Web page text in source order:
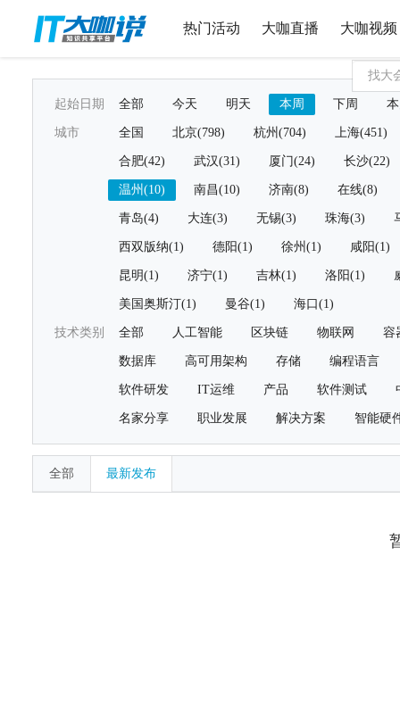
热门活动 大咖直播 大咖视频
起始日期 全部 今天 明天 本周 下周
城市 全国 北京(798) 杭州(704) 上海(451)
合肥(42) 武汉(31) 厦门(24) 长沙(22)
温州(10) 南昌(10) 济南(8) 在线(8)
青岛(4) 大连(3) 无锡(3) 珠海(3)
西双版纳(1) 德阳(1) 徐州(1) 咸阳(1)
昆明(1) 济宁(1) 吉林(1) 洛阳(1)
美国奥斯汀(1) 曼谷(1) 海口(1)
技术类别 全部 人工智能 区块链 物联网 容
数据库 高可用架构 存储 编程语言
软件研发 IT运维 产品 软件测试
名家分享 职业发展 解决方案 智能硬
全部 最新发布